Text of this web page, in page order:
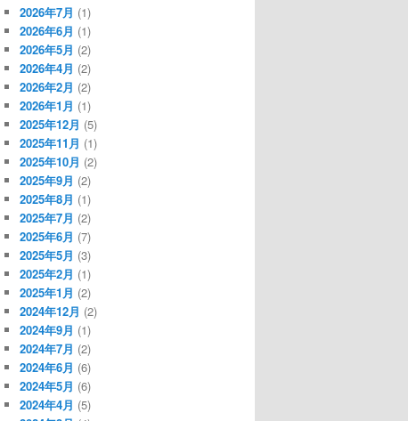
2026年7月 (1)
2026年6月 (1)
2026年5月 (2)
2026年4月 (2)
2026年2月 (2)
2026年1月 (1)
2025年12月 (5)
2025年11月 (1)
2025年10月 (2)
2025年9月 (2)
2025年8月 (1)
2025年7月 (2)
2025年6月 (7)
2025年5月 (3)
2025年2月 (1)
2025年1月 (2)
2024年12月 (2)
2024年9月 (1)
2024年7月 (2)
2024年6月 (6)
2024年5月 (6)
2024年4月 (5)